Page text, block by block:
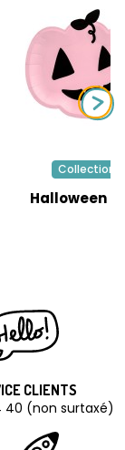
Collection
Halloween
CLIENTS
40 (non surtaxé)